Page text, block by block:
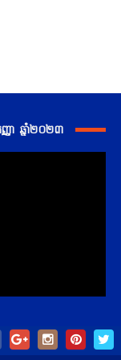
ា ឆ្នាំ២០២៣